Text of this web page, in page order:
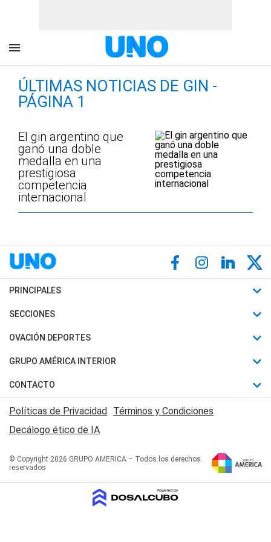
ÚLTIMAS NOTICIAS DE GIN -
PÁGINA 1
El gin argentino que
ganó una doble
medalla en una
prestigiosa
competencia
internacional
PRINCIPALES
Últimas Noticias
Política
Judiciales
Economia
SECCIONES
Horóscopo
Motores
Trucos caseros
Series y Películas
Edictos y Solicitadas
OVACIÓN DEPORTES
Fútbol
Mundial
Automovilismo
Rugby
Básquet
GRUPO AMÉRICA INTERIOR
Canal 7 en Vivo
San Juan 8
CONTACTO
Acerca de Nosotros
Contactanos
Políticas de Privacidad Términos y Condiciones
Decálogo ético de IA
© Copyright 2026 GRUPO AMERICA – Todos los derechos
reservados